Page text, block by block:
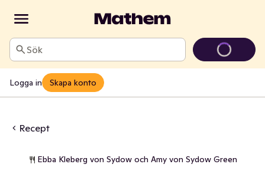
Sök
Logga in Skapa konto
Recept
Ebba Kleberg von Sydow och Amy von Sydow Green